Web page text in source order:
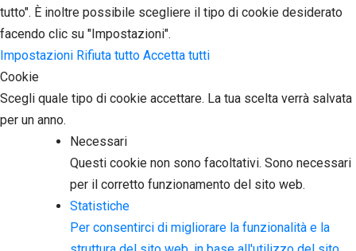
tutto". È inoltre possibile scegliere il tipo di cookie desiderato
facendo clic su "Impostazioni".
Impostazioni Rifiuta tutto Accetta tutti
Cookie
Scegli quale tipo di cookie accettare. La tua scelta verrà salvata
per un anno.
Necessari
Questi cookie non sono facoltativi. Sono necessari
per il corretto funzionamento del sito web.
Statistiche
Per consentirci di migliorare la funzionalità e la